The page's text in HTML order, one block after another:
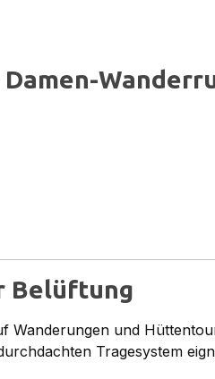
Belüftung
Wanderungen und
Tragesystem